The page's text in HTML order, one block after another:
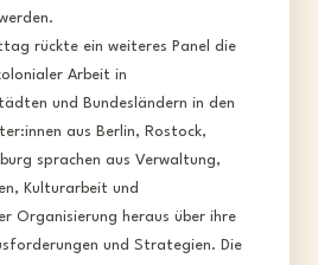
rückte ein weiteres Panel die
Arbeit in
und Bundesländern in den
aus Berlin, Rostock,
sprachen aus Verwaltung,
Kulturarbeit und
Organisierung heraus über ihre
und Strategien. Die